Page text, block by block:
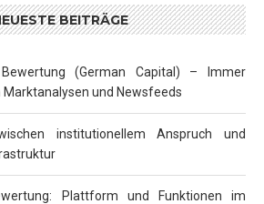
BEITRÄGE
Bewertung (German Capital) – Immer
und Newsfeeds
institutionellem Anspruch und
Plattform und Funktionen im